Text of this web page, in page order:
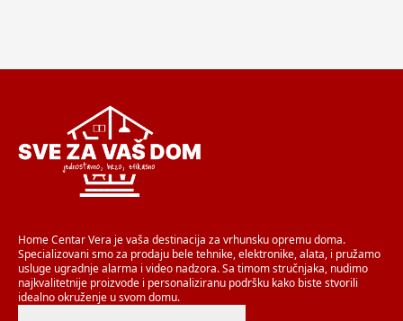
Home Centar Vera je vaša destinacija za vrhunsku opremu doma.
Specializovani smo za prodaju bele tehnike, elektronike, alata, i pružamo
usluge ugradnje alarma i video nadzora. Sa timom stručnjaka, nudimo
najkvalitetnije proizvode i personaliziranu podršku kako biste stvorili
idealno okruženje u svom domu.